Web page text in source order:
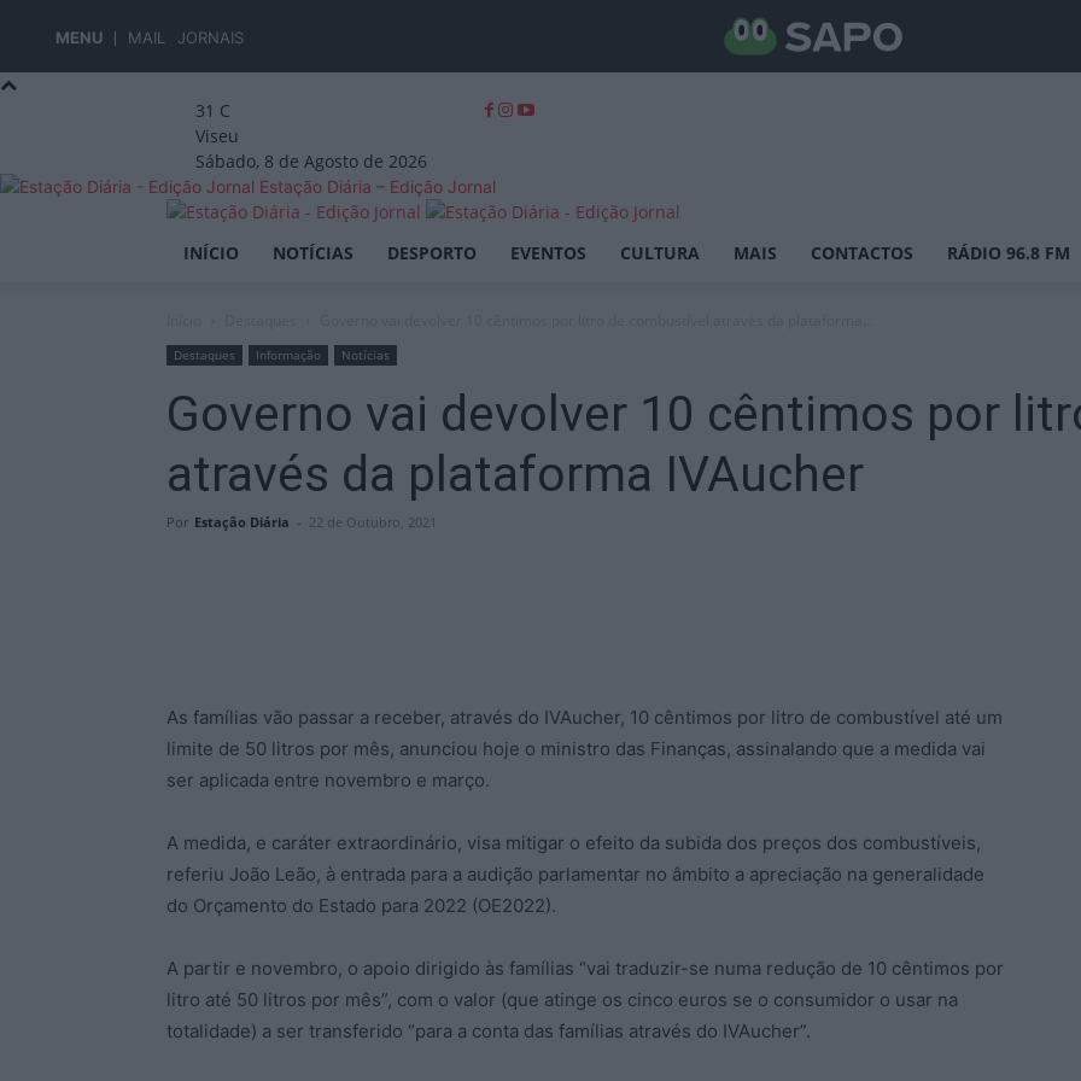
MENU MAIL JORNAIS
31 C
Viseu
Sábado, 8 de Agosto de 2026
Estação Diária – Edição Jornal
INÍCIO NOTÍCIAS DESPORTO EVENTOS CULTURA MAIS CONTACTOS RÁDIO 96.8 FM
Destaques Informação Notícias
Governo vai devolver 10 cêntimos por
através da plataforma IVAucher
Por Estação Diária - 22 de Outubro, 2021
As famílias vão passar a receber, através do IVAucher, 10 cêntimos por litro de combustível até um
limite de 50 litros por mês, anunciou hoje o ministro das Finanças, assinalando que a medida vai
ser aplicada entre novembro e março.
A medida, e caráter extraordinário, visa mitigar o efeito da subida dos preços dos combustíveis,
referiu João Leão, à entrada para a audição parlamentar no âmbito a apreciação na generalidade
do Orçamento do Estado para 2022 (OE2022).
A partir e novembro, o apoio dirigido às famílias “vai traduzir-se numa redução de 10 cêntimos por
litro até 50 litros por mês”, com o valor (que atinge os cinco euros se o consumidor o usar na
totalidade) a ser transferido “para a conta das famílias através do IVAucher”.